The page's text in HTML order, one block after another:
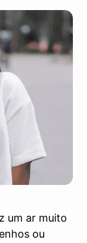
um ar muito
ou